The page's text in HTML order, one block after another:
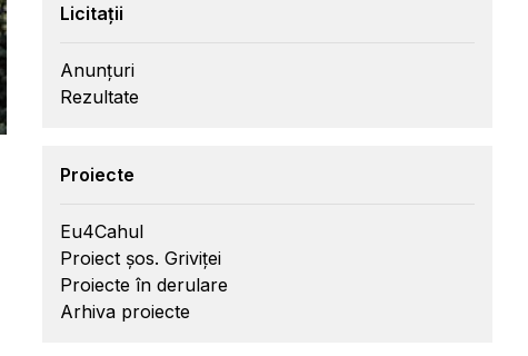
Licitații
Anunțuri
Rezultate
Proiecte
Eu4Cahul
Proiect șos. Griviței
Proiecte în derulare
Arhiva proiecte